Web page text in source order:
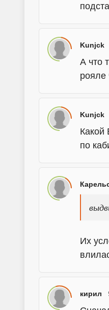
Kunjck
А что
рояле
Kunjck
Какой
по
Их
кирил